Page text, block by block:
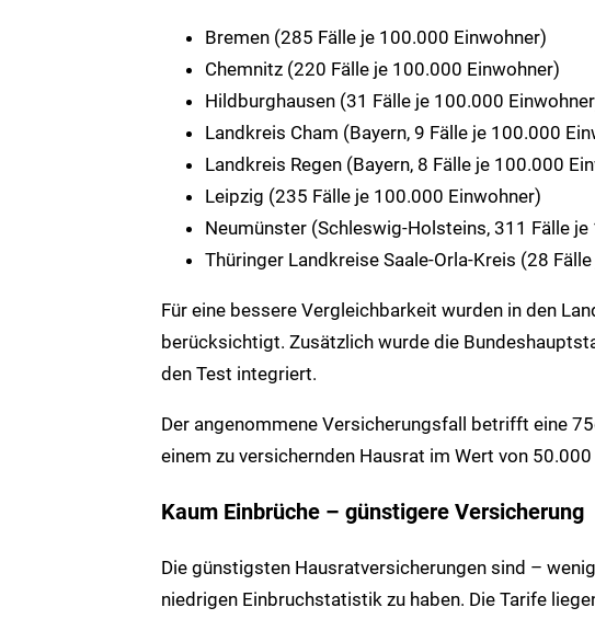
Bremen (285 Fälle je 100.000 Einwohner)
Chemnitz (220 Fälle je 100.000 Einwohner)
Hildburghausen (31 Fälle je 100.000
Landkreis Cham (Bayern, 9 Fälle je 100.000
Landkreis Regen (Bayern, 8 Fälle je 100.000
Leipzig (235 Fälle je 100.000 Einwohner)
Neumünster (Schleswig-Holsteins, 311 Fälle
Thüringer Landkreise Saale-Orla-Kreis (28
Für eine bessere Vergleichbarkeit wurden in den
berücksichtigt. Zusätzlich wurde die
den Test integriert.
Der angenommene Versicherungsfall betrifft eine
einem zu versichernden Hausrat im Wert von 50.000
Kaum Einbrüche – günstigere Versicherung
Die günstigsten Hausratversicherungen sind –
niedrigen Einbruchstatistik zu haben. Die Tarife